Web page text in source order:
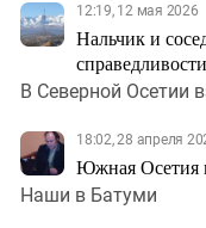
12:19, 12 мая 2026
Нальчик и
справедливости
В Северной Осетии
18:02, 28 апреля
Южная Осетия
Наши в Батуми